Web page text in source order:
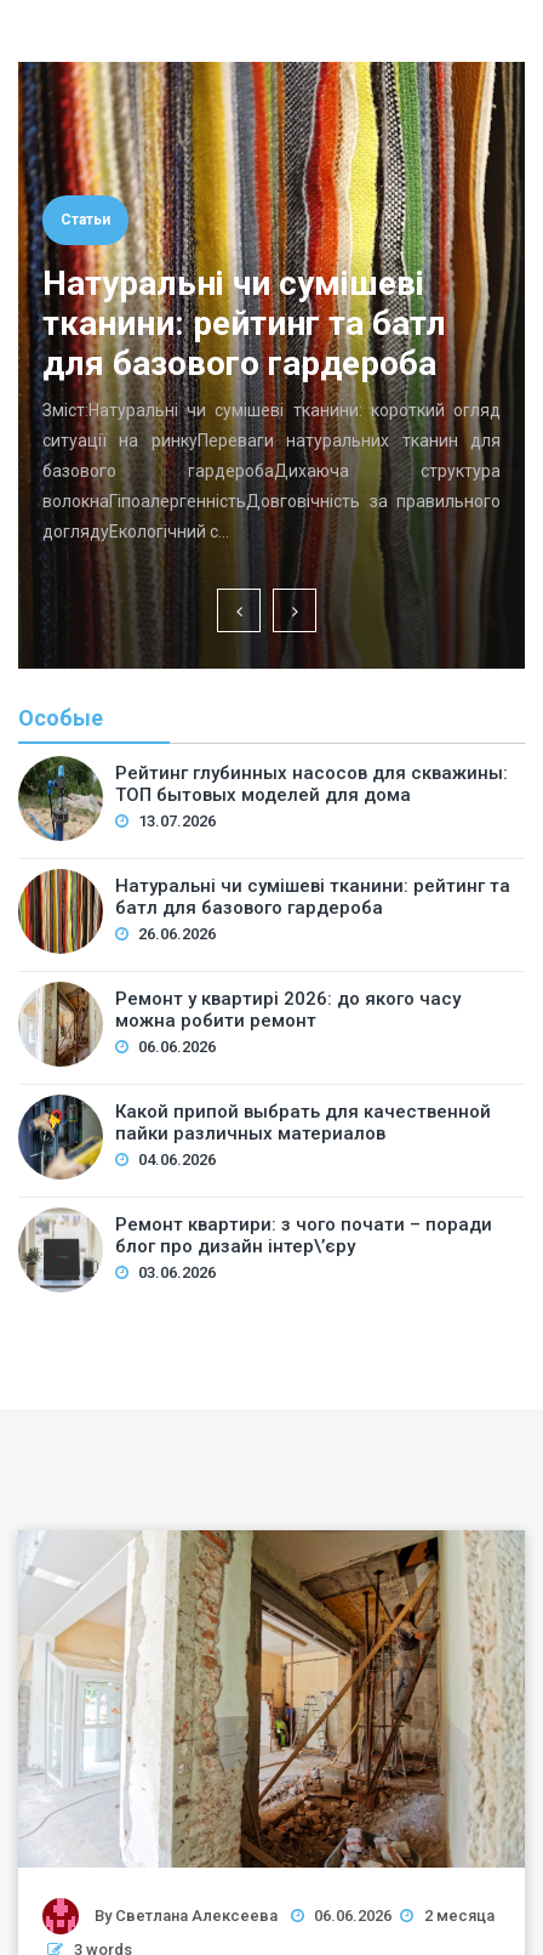
Статьи
Натуральні чи сумішеві
тканини: рейтинг та батл
для базового гардероба
Зміст:Натуральні чи сумішеві тканини: короткий огляд
ситуації на ринкуПереваги натуральних тканин для
базового гардеробаДихаюча структура
волокнаГіпоалергенністьДовговічність за правильного
доглядуЕкологічний с…
Особые
Рейтинг глубинных насосов для скважины:
ТОП бытовых моделей для дома
13.07.2026
Натуральні чи сумішеві тканини: рейтинг та
батл для базового гардероба
26.06.2026
Ремонт у квартирі 2026: до якого часу
можна робити ремонт
06.06.2026
Какой припой выбрать для качественной
пайки различных материалов
04.06.2026
Ремонт квартири: з чого почати – поради
блог про дизайн інтер\’єру
03.06.2026
By Светлана Алексеева 06.06.2026
2 месяца
3 words